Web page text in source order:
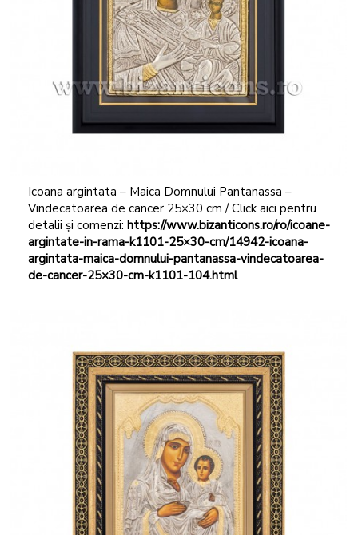
Icoana argintata – Maica Domnului Pantanassa –
Vindecatoarea de cancer 25×30 cm / Click aici pentru
detalii și comenzi: https://www.bizanticons.ro/ro/icoane-
argintate-in-rama-k1101-25×30-cm/14942-icoana-
argintata-maica-domnului-pantanassa-vindecatoarea-
de-cancer-25×30-cm-k1101-104.html